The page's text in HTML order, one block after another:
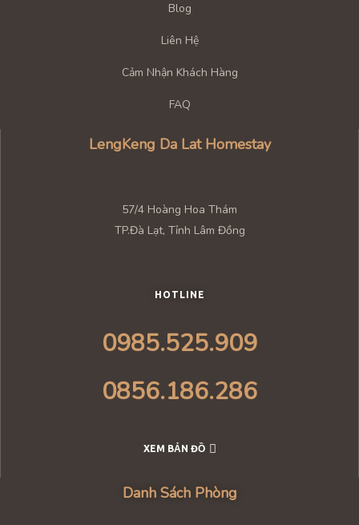
Blog
Liên Hệ
Cảm Nhận Khách Hàng
FAQ
LengKeng Da Lat Homestay
57/4 Hoàng Hoa Thám
TP.Đà Lạt, Tỉnh Lâm Đồng
HOTLINE
0985.525.909
0856.186.286
XEM BẢN ĐỒ
Danh Sách Phòng